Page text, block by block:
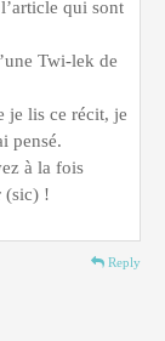
qui sont
Twi-lek de
je lis ce récit, je
pensé.
à la fois
(sic) !
Reply